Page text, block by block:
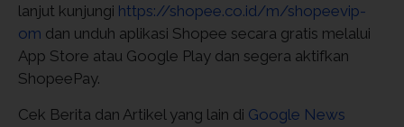
lanjut kunjungi https://shopee.co.id/m/shopeevip-
om dan unduh aplikasi Shopee secara gratis melalui
App Store atau Google Play dan segera aktifkan
ShopeePay.
Cek Berita dan Artikel yang lain di Google News